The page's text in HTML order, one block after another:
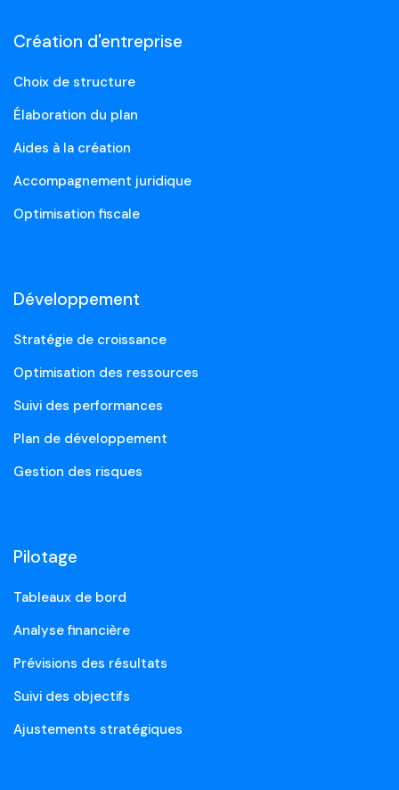
Création d'entreprise
Choix de structure
Élaboration du plan
Aides à la création
Accompagnement juridique
Optimisation fiscale
Développement
Stratégie de croissance
Optimisation des ressources
Suivi des performances
Plan de développement
Gestion des risques
Pilotage
Tableaux de bord
Analyse financière
Prévisions des résultats
Suivi des objectifs
Ajustements stratégiques